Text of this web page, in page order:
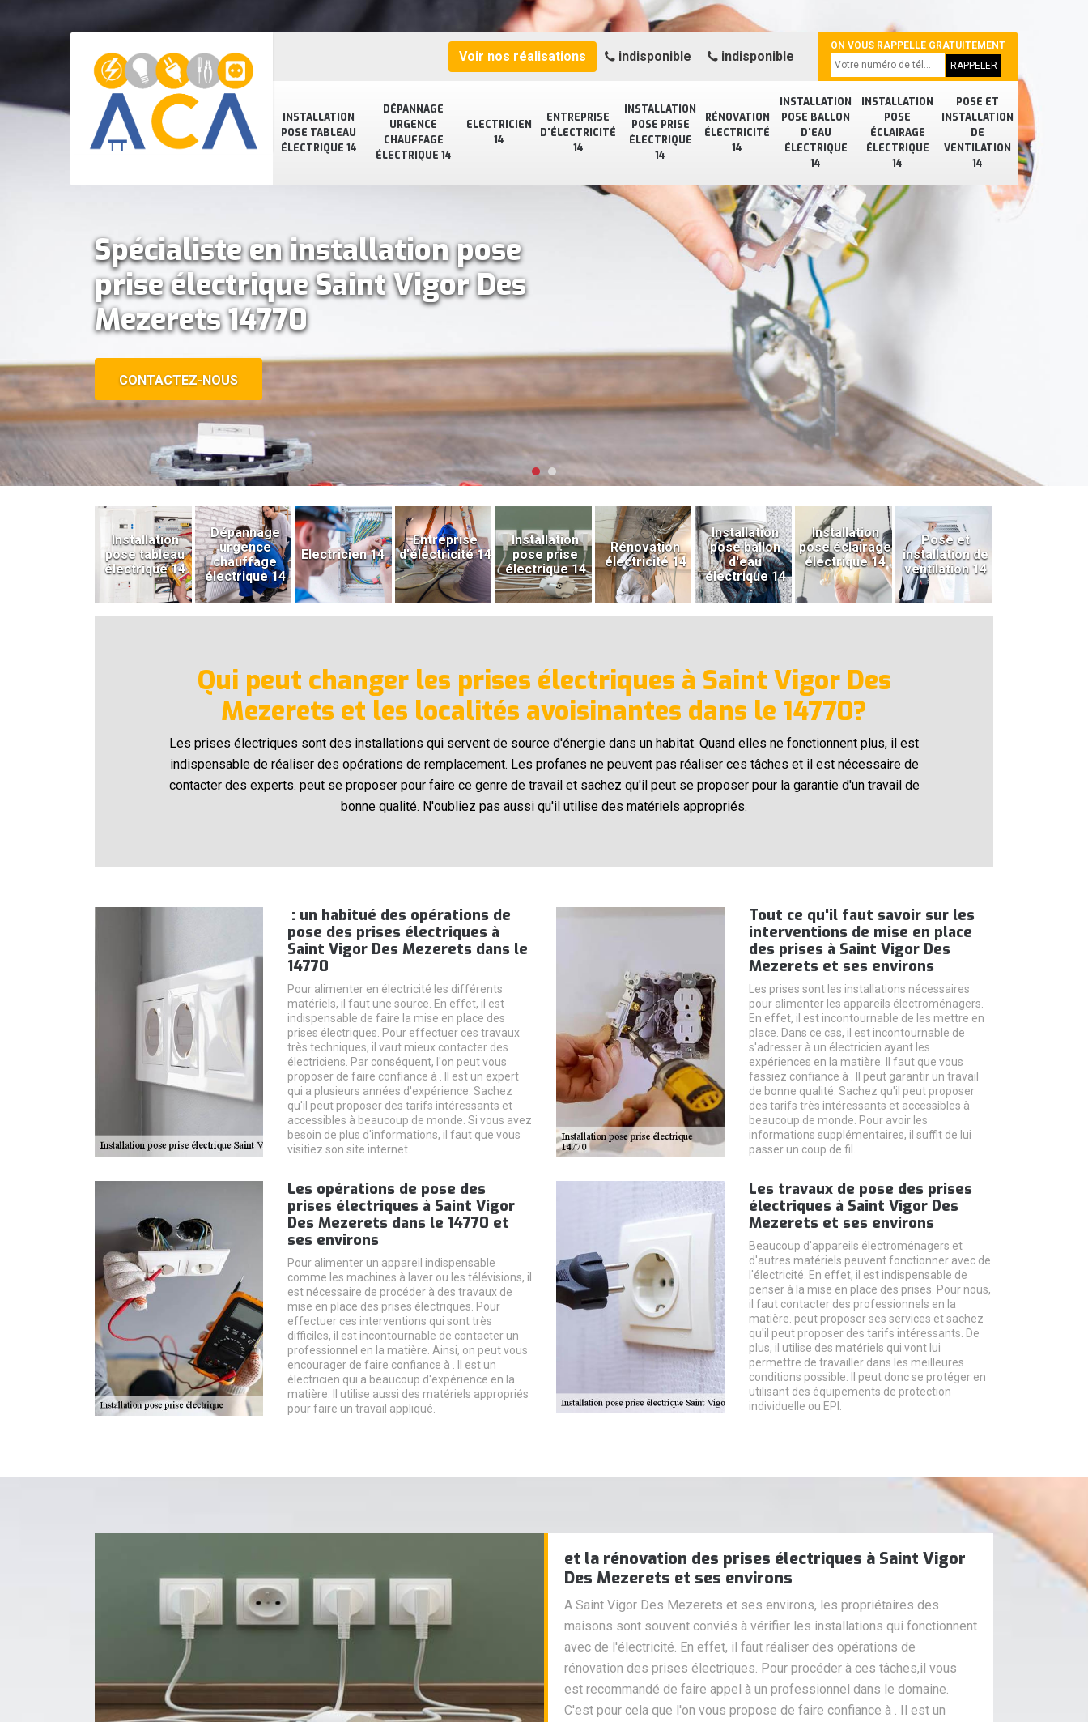
INSTALLATION
POSE TABLEAU
ÉLECTRIQUE 14
DÉPANNAGE
URGENCE
CHAUFFAGE
ÉLECTRIQUE 14
ELECTRICIEN
14
ENTREPRISE
D'ÉLECTRICITÉ
14
INSTALLATION
POSE PRISE
ÉLECTRIQUE
14
RÉNOVATION
ÉLECTRICITÉ
14
INSTALLATION
POSE BALLON
D'EAU
ÉLECTRIQUE
14
INSTALLATION
POSE
ÉCLAIRAGE
ÉLECTRIQUE
14
POSE ET
INSTALLATION
DE
VENTILATION
14
Voir nos réalisations indisponible indisponible
ON VOUS RAPPELLE GRATUITEMENT
Spécialiste en installation pose
prise électrique Saint Vigor Des
Mezerets 14770
CONTACTEZ-NOUS
Installation
pose tableau
électrique 14
Dépannage
urgence
chauffage
électrique 14
Electricien 14
Entreprise
d'électricité 14
Installation
pose prise
électrique 14
Rénovation
électricité 14
Installation
pose ballon
d'eau
électrique 14
Installation
pose éclairage
électrique 14
Pose et
installation de
ventilation 14
Qui peut changer les prises électriques à Saint Vigor Des
Mezerets et les localités avoisinantes dans le 14770?
Les prises électriques sont des installations qui servent de source d'énergie dans un habitat. Quand elles ne fonctionnent plus, il est
indispensable de réaliser des opérations de remplacement. Les profanes ne peuvent pas réaliser ces tâches et il est nécessaire de
contacter des experts. peut se proposer pour faire ce genre de travail et sachez qu'il peut se proposer pour la garantie d'un travail de
bonne qualité. N'oubliez pas aussi qu'il utilise des matériels appropriés.
: un habitué des opérations de
pose des prises électriques à
Saint Vigor Des Mezerets dans le
14770
Pour alimenter en électricité les différents
matériels, il faut une source. En effet, il est
indispensable de faire la mise en place des
prises électriques. Pour effectuer ces travaux
très techniques, il vaut mieux contacter des
électriciens. Par conséquent, l'on peut vous
proposer de faire confiance à . Il est un expert
qui a plusieurs années d'expérience. Sachez
qu'il peut proposer des tarifs intéressants et
accessibles à beaucoup de monde. Si vous avez
besoin de plus d'informations, il faut que vous
visitiez son site internet.
Tout ce qu'il faut savoir sur les
interventions de mise en place
des prises à Saint Vigor Des
Mezerets et ses environs
Les prises sont les installations nécessaires
pour alimenter les appareils électroménagers.
En effet, il est incontournable de les mettre en
place. Dans ce cas, il est incontournable de
s'adresser à un électricien ayant les
expériences en la matière. Il faut que vous
fassiez confiance à . Il peut garantir un travail
de bonne qualité. Sachez qu'il peut proposer
des tarifs très intéressants et accessibles à
beaucoup de monde. Pour avoir les
informations supplémentaires, il suffit de lui
passer un coup de fil.
Les opérations de pose des
prises électriques à Saint Vigor
Des Mezerets dans le 14770 et
ses environs
Pour alimenter un appareil indispensable
comme les machines à laver ou les télévisions, il
est nécessaire de procéder à des travaux de
mise en place des prises électriques. Pour
effectuer ces interventions qui sont très
difficiles, il est incontournable de contacter un
professionnel en la matière. Ainsi, on peut vous
encourager de faire confiance à . Il est un
électricien qui a beaucoup d'expérience en la
matière. Il utilise aussi des matériels appropriés
pour faire un travail appliqué.
Les travaux de pose des prises
électriques à Saint Vigor Des
Mezerets et ses environs
Beaucoup d'appareils électroménagers et
d'autres matériels peuvent fonctionner avec de
l'électricité. En effet, il est indispensable de
penser à la mise en place des prises. Pour nous,
il faut contacter des professionnels en la
matière. peut proposer ses services et sachez
qu'il peut proposer des tarifs intéressants. De
plus, il utilise des matériels qui vont lui
permettre de travailler dans les meilleures
conditions possible. Il peut donc se protéger en
utilisant des équipements de protection
individuelle ou EPI.
et la rénovation des prises électriques à Saint Vigor
Des Mezerets et ses environs
A Saint Vigor Des Mezerets et ses environs, les propriétaires des
maisons sont souvent conviés à vérifier les installations qui fonctionnent
avec de l'électricité. En effet, il faut réaliser des opérations de
rénovation des prises électriques. Pour procéder à ces tâches,il vous
est recommandé de faire appel à un professionnel dans le domaine.
C'est pour cela que l'on vous propose de faire confiance à . Il est un